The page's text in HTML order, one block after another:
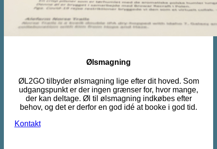
Ølsmagning
ØL2GO tilbyder ølsmagning lige efter dit hoved. Som
udgangspunkt er der ingen grænser for, hvor mange,
der kan deltage. Øl til ølsmagning indkøbes efter
behov, og det er derfor en god idé at booke i god tid.
Kontakt